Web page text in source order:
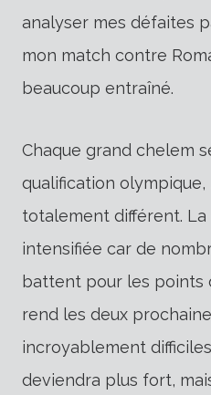
analyser mes défaites
mon match contre
beaucoup entraîné.
Chaque grand chelem
qualification olympique,
totalement différent. La
intensifiée car de
battent pour les points
rend les deux
incroyablement
deviendra plus fort,